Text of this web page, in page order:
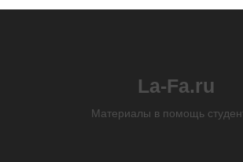
La-Fa.ru
Материалы в помощь